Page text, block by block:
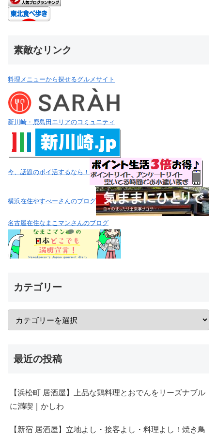
素敵なリンク
料理メニューから探せるグルメサイト
新川崎・鹿島田エリアのコミュニティ
今、話題のポイ活するなら！
横浜在住やすべーさんのブログ
名古屋在住なまこマンさんのブログ
カテゴリー
最近の投稿
【浜松町 居酒屋】上品な鶏料理とおでんをリーズナブル
に満喫｜かしわ
【新宿 居酒屋】立地よし・接客よし・料理よし！焼き鳥